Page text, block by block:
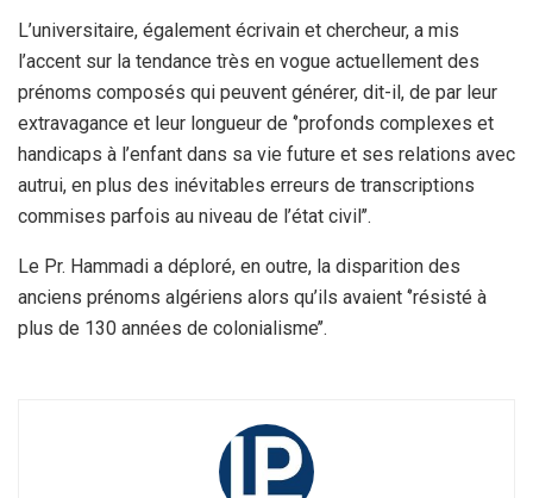
L’universitaire, également écrivain et chercheur, a mis
l’accent sur la tendance très en vogue actuellement des
prénoms composés qui peuvent générer, dit-il, de par leur
extravagance et leur longueur de ‘’profonds complexes et
handicaps à l’enfant dans sa vie future et ses relations avec
autrui, en plus des inévitables erreurs de transcriptions
commises parfois au niveau de l’état civil’’.
Le Pr. Hammadi a déploré, en outre, la disparition des
anciens prénoms algériens alors qu’ils avaient ‘’résisté à
plus de 130 années de colonialisme’’.